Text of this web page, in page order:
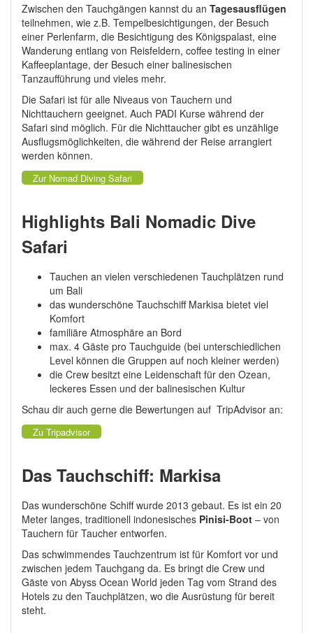
Zwischen den Tauchgängen kannst du an Tagesausflügen
teilnehmen, wie z.B. Tempelbesichtigungen, der Besuch
einer Perlenfarm, die Besichtigung des Königspalast, eine
Wanderung entlang von Reisfeldern, coffee testing in einer
Kaffeeplantage, der Besuch einer balinesischen
Tanzaufführung und vieles mehr.
Die Safari ist für alle Niveaus von Tauchern und
Nichttauchern geeignet. Auch PADI Kurse während der
Safari sind möglich. Für die Nichttaucher gibt es unzählige
Ausflugsmöglichkeiten, die während der Reise arrangiert
werden können.
Zur Nomad Diving Safari
Highlights Bali Nomadic Dive
Safari
Tauchen an vielen verschiedenen Tauchplätzen rund
um Bali
das wunderschöne Tauchschiff Markisa bietet viel
Komfort
familiäre Atmosphäre an Bord
max. 4 Gäste pro Tauchguide (bei unterschiedlichen
Level können die Gruppen auf noch kleiner werden)
die Crew besitzt eine Leidenschaft für den Ozean,
leckeres Essen und der balinesischen Kultur
Schau dir auch gerne die Bewertungen auf TripAdvisor an:
Zu Tripadvisor
Das Tauchschiff: Markisa
Das wunderschöne Schiff wurde 2013 gebaut. Es ist ein 20
Meter langes, traditionell indonesisches Pinisi-Boot – von
Tauchern für Taucher entworfen.
Das schwimmendes Tauchzentrum ist für Komfort vor und
zwischen jedem Tauchgang da. Es bringt die Crew und
Gäste von Abyss Ocean World jeden Tag vom Strand des
Hotels zu den Tauchplätzen, wo die Ausrüstung für bereit
steht.